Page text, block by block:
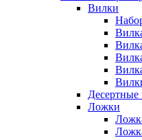
Вилки
Ложки